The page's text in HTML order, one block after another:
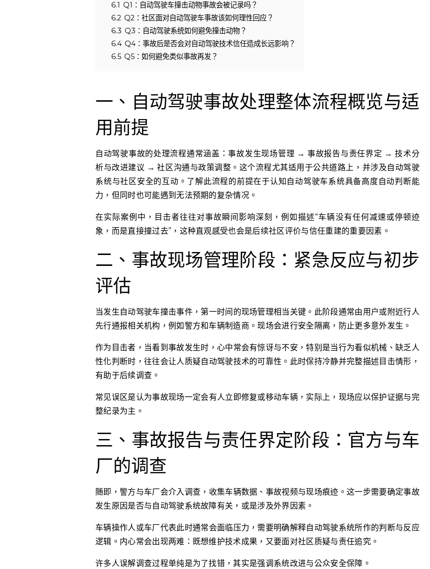
6.1 Q1：自动驾驶车撞击动物事故会被记录吗？
6.2 Q2：社区面对自动驾驶车事故该如何理性回应？
6.3 Q3：自动驾驶系统如何避免撞击动物？
6.4 Q4：事故后是否会对自动驾驶技术信任造成长远影响？
6.5 Q5：如何避免类似事故再发？
一、自动驾驶事故处理整体流程概览与适
用前提
自动驾驶事故的处理流程通常涵盖：事故发生现场管理 → 事故报告与责任界定 → 技术分
析与改进建议 → 社区沟通与政策调整。这个流程尤其适用于公共道路上，并涉及自动驾驶
系统与社区安全的互动。了解此流程的前提在于认知自动驾驶车系统具备高度自动判断能
力，但同时也可能遇到无法预期的复杂情况。
在实际案例中，目击者往往对事故瞬间影响深刻，例如描述“车辆没有任何减速或停顿迹
象，而是直接撞过去”，这种直观感受也会是后续社区评价与信任重建的重要因素。
二、事故现场管理阶段：紧急反应与初步
评估
当发生自动驾驶车撞击事件，第一时间的现场管理相当关键。此阶段通常由用户或附近行人
先行通报相关机构，例如警方和车辆制造商。现场会进行安全隔离，防止更多意外发生。
作为目击者，当看到事故发生时，心中常会有惊讶与不安，特别是当行为看似机械、缺乏人
性化判断时，往往会让人质疑自动驾驶技术的可靠性。此时保持冷静并完整描述目击情形，
有助于后续调查。
常见误区是认为事故现场一定会有人立即修复或移动车辆，实际上，现场应以保护证据与完
整纪录为主。
三、事故报告与责任界定阶段：官方与车
厂的调查
随即，警方与车厂会介入调查，收集车辆数据、事故视频与现场痕迹。这一步需要确定事故
发生原因是否与自动驾驶系统故障有关，或是涉及外界因素。
车辆操作人或车厂代表此时通常会面临压力，需要明确解释自动驾驶系统所作的判断与反应
逻辑。内心常会出现两难：既想维护技术成果，又要面对社区质疑与责任追究。
许多人误解调查过程单纯是为了找错，其实是强调系统改进与公众安全保障。